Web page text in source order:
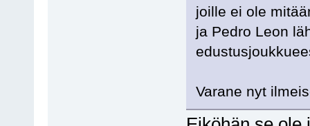
joille ei ole
ja Pedro Leon
Varane nyt